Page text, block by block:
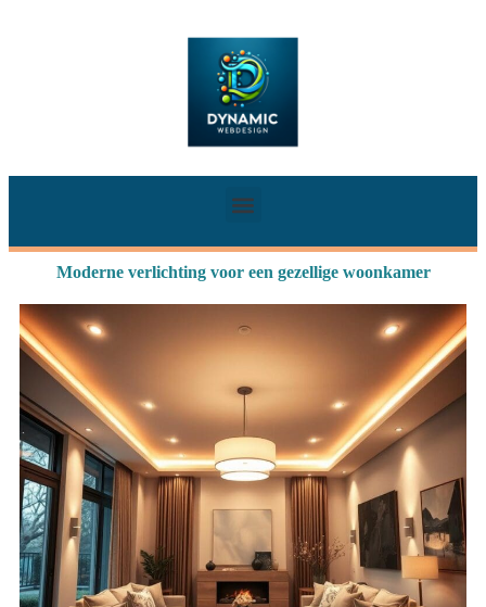
Moderne verlichting voor een gezellige woonkamer